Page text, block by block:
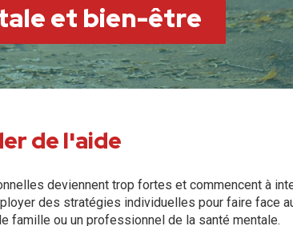
et bien-être
de l'aide
deviennent trop fortes et commencent à
des stratégies individuelles pour faire face
famille ou un professionnel de la santé mentale.